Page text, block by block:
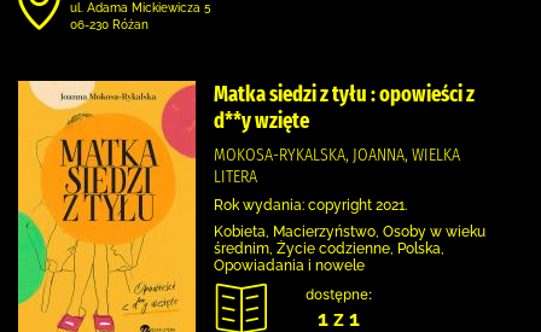
ul. Adama Mickiewicza 5
06-230 Różan
Matka siedzi z tyłu : opowieści z
d**y wzięte
MOKOSA-RYKALSKA, JOANNA, WIELKA
LITERA
Rok wydania: copyright 2021.
Kobieta, Macierzyństwo, Osoby w wieku
średnim, Życie codzienne, Polska,
Opowiadania i nowele
dostępne:
1 z 1